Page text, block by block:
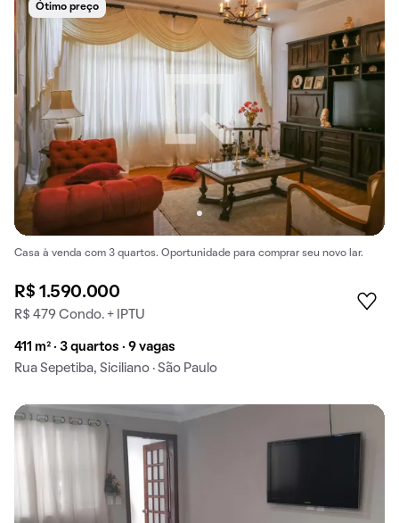
Ótimo preço
Casa à venda com 3 quartos. Oportunidade para comprar seu novo lar.
R$ 1.590.000
R$ 479 Condo. + IPTU
411 m² · 3 quartos · 9 vagas
Rua Sepetiba, Siciliano · São Paulo